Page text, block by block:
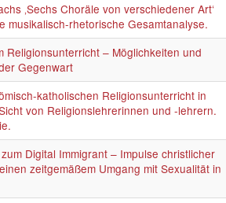
‚Sechs Choräle von verschiedener Art‘
musikalisch-rhetorische Gesamtanalyse.
Religionsunterricht – Möglichkeiten und
Gegenwart
katholischen Religionsunterricht in
von Religionslehrerinnen und -lehrern.
Digital Immigrant – Impulse christlicher
zeitgemäßem Umgang mit Sexualität in